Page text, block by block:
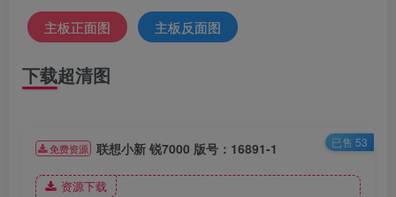
主板正面图 主板反面图
下载超清图
已售 53
免费资源 联想小新 锐7000 版号：16891-1
资源下载